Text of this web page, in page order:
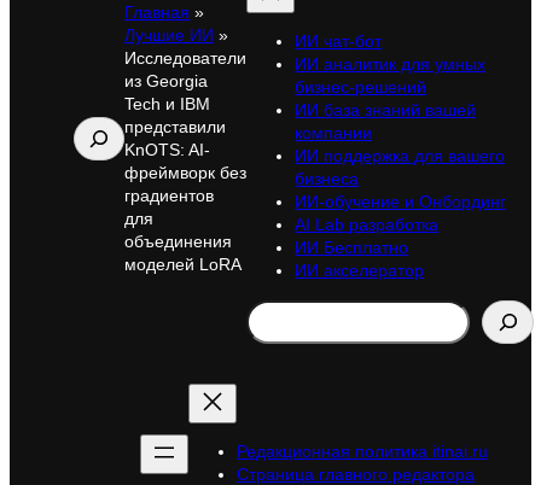
Поиск
Главная »
Лучшие ИИ »
Исследователи
из Georgia
Tech и IBM
представили
KnOTS: AI-
фреймворк без
градиентов
для
объединения
моделей LoRA
ИИ чат-бот
ИИ аналитик для умных
бизнес-решений
ИИ база знаний вашей
компании
ИИ поддержка для вашего
бизнеса
ИИ-обучение и Онбординг
AI Lab разработка
ИИ Бесплатно
ИИ акселератор
Search
Редакционная политика itinai.ru
Страница главного редактора